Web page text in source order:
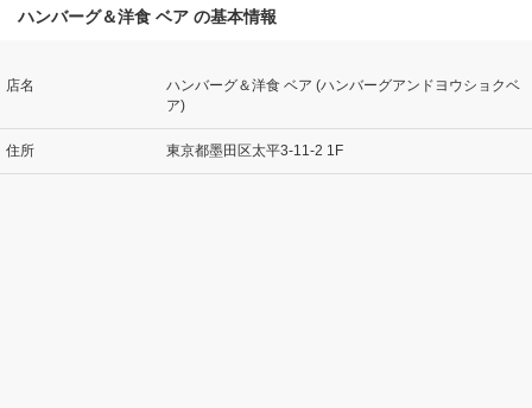
ハンバーグ＆洋食 ベア の基本情報
店名
ハンバーグ＆洋食 ベア (ハンバーグアンドヨウショクベ
ア)
住所 東京都墨田区太平3-11-2 1F